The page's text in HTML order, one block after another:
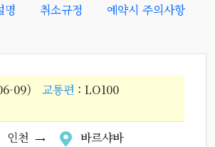
명 취소규정
예약시 주의사항
09) 교통편 : LO100
인천 바르샤바